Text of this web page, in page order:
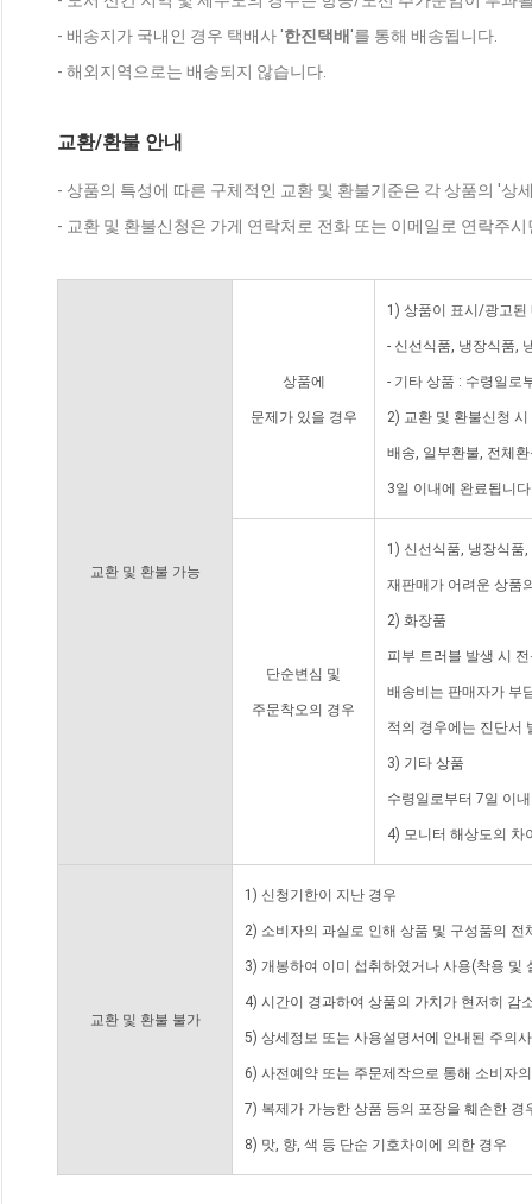
- 배송지가 국내인 경우 택배사 '한진택배'를 통해 배송됩니다.
- 해외지역으로는 배송되지 않습니다.
교환/환불 안내
- 상품의 특성에 따른 구체적인 교환 및 환불기준은 각 상품의 '상
- 교환 및 환불신청은 가게 연락처로 전화 또는 이메일로 연락주
교환 및 환불 가능
상품에
문제가 있을 경우
1) 상품이 표시/광고된
- 신선식품, 냉장식품,
- 기타 상품 : 수령일로
2) 교환 및 환불신청
배송, 일부환불, 전체
3일 이내에 완료됩니
단순변심 및
주문착오의 경우
1) 신선식품, 냉장식품
재판매가 어려운 상품
2) 화장품
피부 트러블 발생 시
배송비는 판매자가 부
적의 경우에는 진단서
3) 기타 상품
수령일로부터 7일 이
4) 모니터 해상도의 차
교환 및 환불 불가
1) 신청기한이 지난 경우
2) 소비자의 과실로 인해 상품 및 구성품의
3) 개봉하여 이미 섭취하였거나 사용(착용 및
4) 시간이 경과하여 상품의 가치가 현저히 감
5) 상세정보 또는 사용설명서에 안내된 주의
6) 사전예약 또는 주문제작으로 통해 소비자
7) 복제가 가능한 상품 등의 포장을 훼손한 경
8) 맛, 향, 색 등 단순 기호차이에 의한 경우